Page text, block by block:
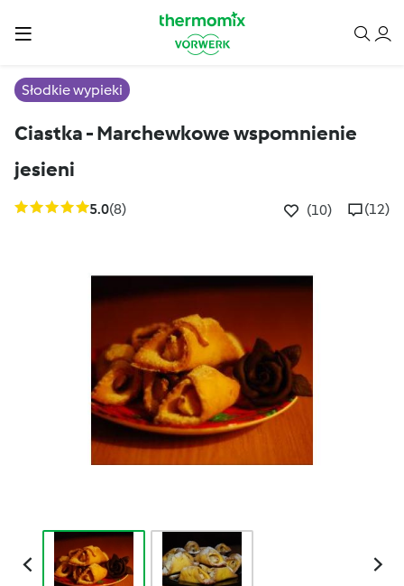
Słodkie wypieki
Ciastka - Marchewkowe wspomnienie
jesieni
5.0(8) (10) (12)